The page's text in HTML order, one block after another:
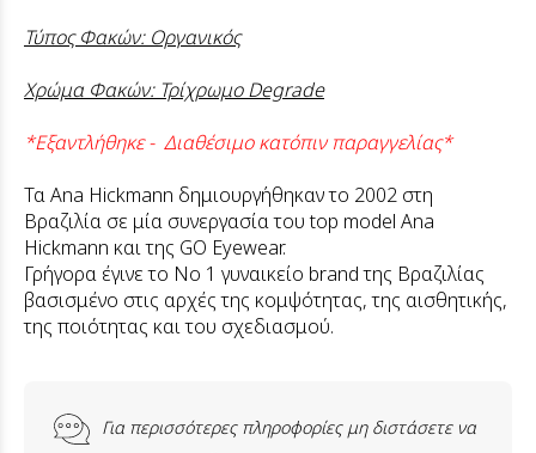
Τύπος Φακών: Οργανικός
Χρώμα Φακών: Τρίχρωμο Degrade
*Εξαντλήθηκε - Διαθέσιμο κατόπιν παραγγελίας*
Τα Ana Hickmann δημιουργήθηκαν το 2002 στη
Βραζιλία σε μία συνεργασία του top model Ana
Hickmann και της GO Eyewear.
Γρήγορα έγινε το Νο 1 γυναικείο brand της Βραζιλίας
βασισμένο στις αρχές της κομψότητας, της αισθητικής,
της ποιότητας και του σχεδιασμού.
Για περισσότερες πληροφορίες μη διστάσετε να